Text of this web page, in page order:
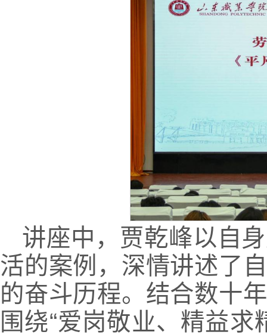
讲座中，贾乾峰以自
活的案例，深情讲述了
的奋斗历程。结合数十
围绕“爱岗敬业、精益